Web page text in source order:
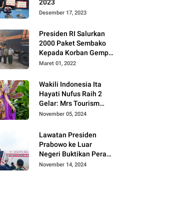
2023
Desember 17, 2023
Presiden RI Salurkan
2000 Paket Sembako
Kepada Korban Gempa
di Pasaman Barat
Maret 01, 2022
Wakili Indonesia Ita
Hayati Nufus Raih 2
Gelar: Mrs Tourism
2024 dan Fourth
Worldwide
International 2024, di
Pemilihan Mrs
Worldwide 2024
November 05, 2024
Lawatan Presiden
Prabowo ke Luar
Negeri Buktikan Peran
Strategis Indonesia di
November 14, 2024